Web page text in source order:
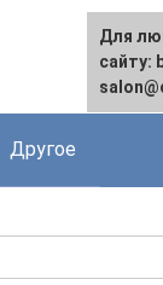
Другое
Для
сайту: